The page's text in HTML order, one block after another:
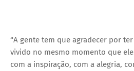
“A gente tem que agradecer por
vivido no mesmo momento que
com a inspiração, com a alegria,